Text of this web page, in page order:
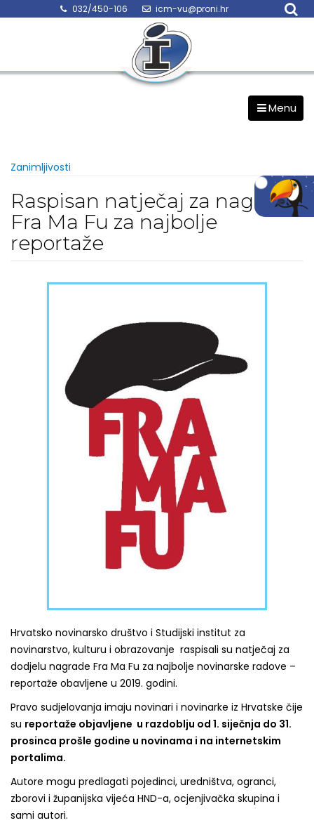
032/450-106 icm-vu@proni.hr
Menu
Zanimljivosti
Raspisan natječaj za nagradu
Fra Ma Fu za najbolje
reportaže
Hrvatsko novinarsko društvo i Studijski institut za
novinarstvo, kulturu i obrazovanje raspisali su natječaj za
dodjelu nagrade Fra Ma Fu za najbolje novinarske radove –
reportaže obavljene u 2019. godini.
Pravo sudjelovanja imaju novinari i novinarke iz Hrvatske čije
su reportaže objavljene u razdoblju od 1. siječnja do 31.
prosinca prošle godine u novinama i na internetskim
portalima.
Autore mogu predlagati pojedinci, uredništva, ogranci,
zborovi i županijska vijeća HND-a, ocjenjivačka skupina i
sami autori.